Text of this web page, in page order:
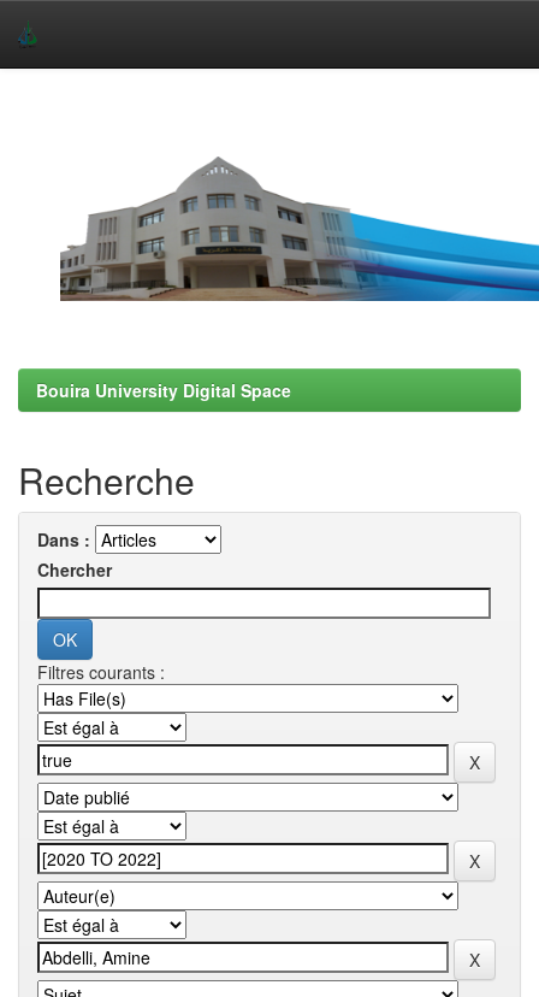
Bouira University Digital Space
Recherche
Dans :
Chercher
Filtres courants :